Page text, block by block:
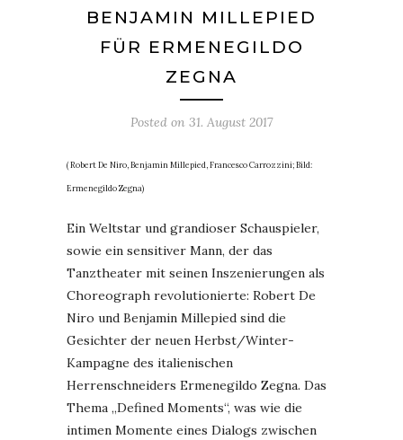
BENJAMIN MILLEPIED
FÜR ERMENEGILDO
ZEGNA
Posted on 31. August 2017
( Robert De Niro, Benjamin Millepied, Francesco Carrozzini; Bild:
Ermenegildo Zegna)
Ein Weltstar und grandioser Schauspieler,
sowie ein sensitiver Mann, der das
Tanztheater mit seinen Inszenierungen als
Choreograph revolutionierte: Robert De
Niro und Benjamin Millepied sind die
Gesichter der neuen Herbst/Winter-
Kampagne des italienischen
Herrenschneiders Ermenegildo Zegna. Das
Thema „Defined Moments“, was wie die
intimen Momente eines Dialogs zwischen